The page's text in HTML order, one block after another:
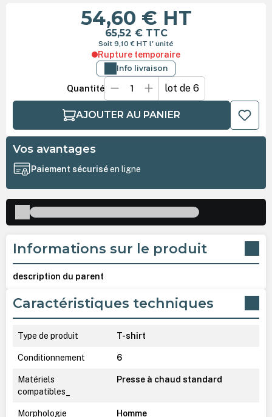
54,60 € HT
65,52 € TTC
Soit 9,10 € HT l' unité
Rupture temporaire
Info livraison
Quantité lot de 6
AJOUTER AU PANIER
Vos avantages
Paiement sécuriséen ligne
Informations sur le produit
description du parent
Caractéristiques techniques
Type de produit T-shirt
Conditionnement 6
Matériels
compatibles_
Presse à chaud standard
Morphologie Homme